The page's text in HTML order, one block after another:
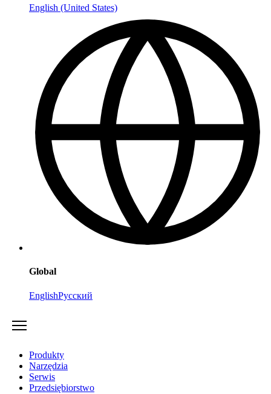
English (United States)
Global
EnglishРусский
Produkty
Narzędzia
Serwis
Przedsiębiorstwo